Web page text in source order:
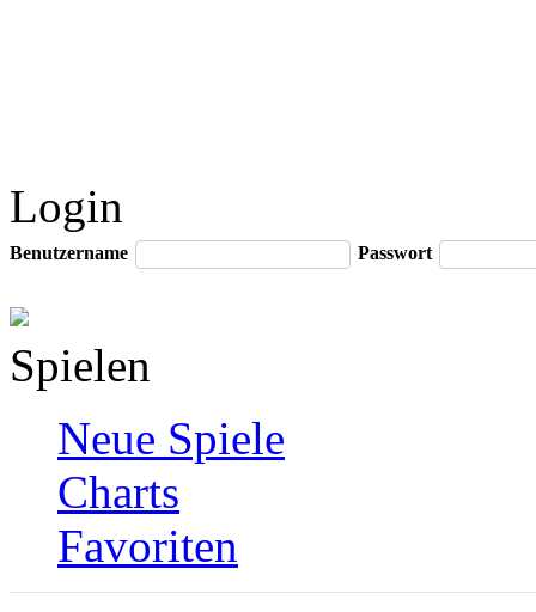
Login
Benutzername Passwort
Spielen
Neue Spiele
Charts
Favoriten